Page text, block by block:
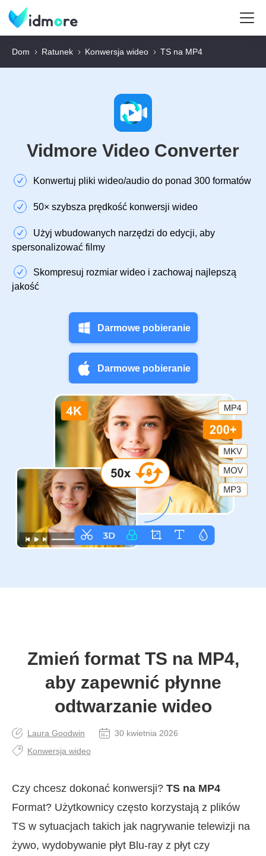
Dom Ratunek Konwersja wideo TS na MP4
Vidmore Video Converter
Konwertuj pliki wideo/audio do ponad 300 formatów
50× szybsza prędkość konwersji wideo
Użyj wbudowanych narzędzi do edycji, aby
spersonalizować filmy
Skompresuj rozmiar wideo i zachowaj najlepszą
jakość
Darmowe pobieranie
Darmowe pobieranie
Zmień format TS na MP4,
aby zapewnić płynne
odtwarzanie wideo
Laura Goodwin
30 kwietnia 2026
Konwersja wideo
Czy chcesz dokonać konwersji? TS na MP4
Format? Użytkownicy często korzystają z plików
TS w sytuacjach takich jak nagrywanie telewizji na
żywo, wydobywanie płyt Blu-ray z płyt czy